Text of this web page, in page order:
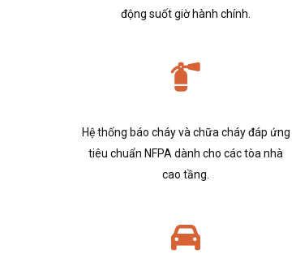
động suốt giờ hành chính.
Hệ thống báo cháy và chữa cháy đáp ứng
tiêu chuẩn NFPA dành cho các tòa nhà
cao tầng.